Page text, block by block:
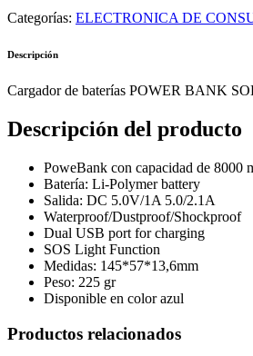
Categorías: ELECTRONICA DE
Descripción
Cargador de baterías POWER BANK
Descripción del producto
PoweBank con capacidad de 8000
Batería: Li-Polymer battery
Salida: DC 5.0V/1A 5.0/2.1A
Waterproof/Dustproof/Shockproof
Dual USB port for charging
SOS Light Function
Medidas: 145*57*13,6mm
Peso: 225 gr
Disponible en color azul
Productos relacionados